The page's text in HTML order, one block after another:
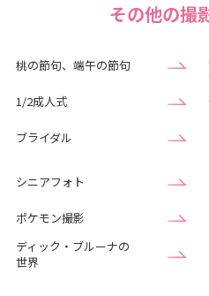
その他の撮
桃の節句、端午の節句
1/2成人式
ブライダル
シニアフォト
ポケモン撮影
ディック・ブルーナの
世界